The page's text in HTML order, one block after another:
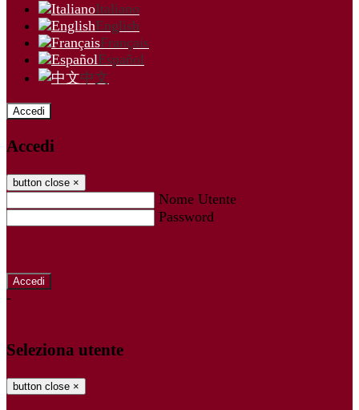
Italiano
English
Français
Español
中文
Accedi
Accedi
button close ×
Nome Utente
Password
-
Seleziona utente
button close ×